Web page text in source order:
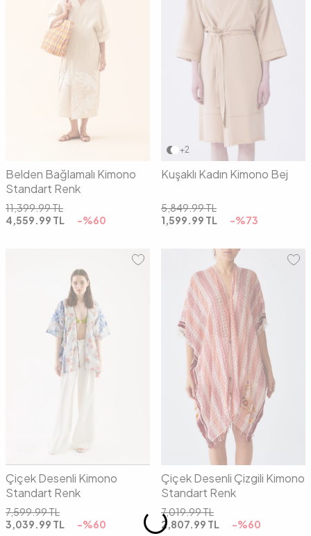
Belden Bağlamalı Kimono
Standart Renk
11,399.99TL
4,559.99 TL -%60
+2
Kuşaklı Kadın Kimono Bej
5,849.99TL
1,599.99 TL -%73
Çiçek Desenli Kimono
Standart Renk
7,599.99TL
3,039.99 TL -%60
00
Çiçek Desenli Çizgili Kimono
Standart Renk
7,019.99TL
2,807.99 TL -%60